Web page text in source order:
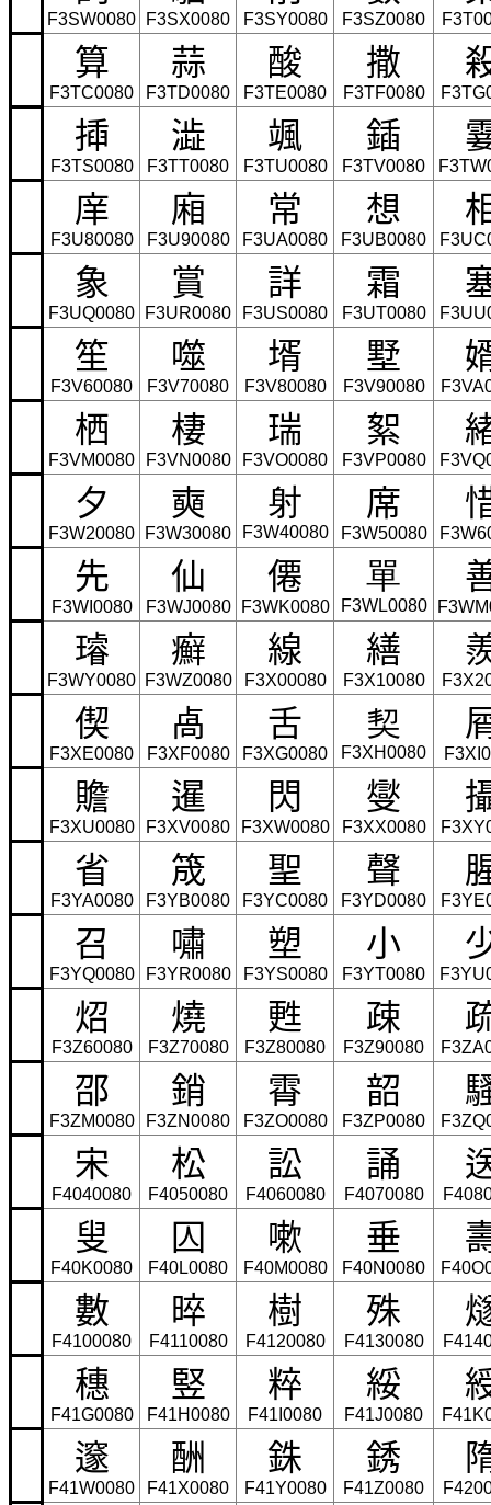
F3SW0080 F3SX0080 F3SY0080 F3SZ0080
算
F3TC0080
蒜
F3TD0080
酸
F3TE0080
撒
F3TF0080
揷
F3TS0080
澁
F3TT0080
颯
F3TU0080
鍤
F3TV0080
庠
F3U80080
廂
F3U90080
常
F3UA0080
想
F3UB0080
象
F3UQ0080
賞
F3UR0080
詳
F3US0080
霜
F3UT0080
笙
F3V60080
噬
F3V70080
壻
F3V80080
墅
F3V90080
栖
F3VM0080
棲
F3VN0080
瑞
F3VO0080
絮
F3VP0080
夕
F3W20080
奭
F3W30080
射
F3W40080
席
F3W50080
先
F3WI0080
仙
F3WJ0080
僊
F3WK0080
單
F3WL0080
璿
F3WY0080
癬
F3WZ0080
線
F3X00080
繕
F3X10080
偰
F3XE0080
卨
F3XF0080
舌
F3XG0080
契
F3XH0080
贍
F3XU0080
暹
F3XV0080
閃
F3XW0080
燮
F3XX0080
省
F3YA0080
筬
F3YB0080
聖
F3YC0080
聲
F3YD0080
召
F3YQ0080
嘯
F3YR0080
塑
F3YS0080
小
F3YT0080
炤
F3Z60080
燒
F3Z70080
甦
F3Z80080
疎
F3Z90080
邵
F3ZM0080
銷
F3ZN0080
霄
F3ZO0080
韶
F3ZP0080
宋
F4040080
松
F4050080
訟
F4060080
誦
F4070080
叟
F40K0080
囚
F40L0080
嗽
F40M0080
垂
F40N0080
數
F4100080
晬
F4110080
樹
F4120080
殊
F4130080
穗
F41G0080
竪
F41H0080
粹
F41I0080
綏
F41J0080
邃
F41W0080
酬
F41X0080
銖
F41Y0080
銹
F41Z0080